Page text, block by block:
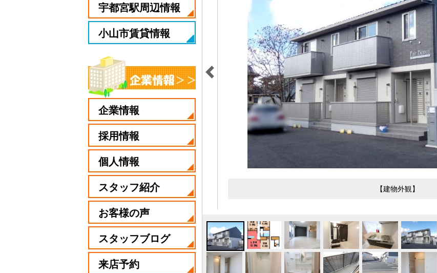
【建物外観】
宇都宮駅周辺情報
小山市賃貸情報
企業情報
採用情報
個人情報
スタッフ紹介
お客様の声
スタッフブログ
来店予約